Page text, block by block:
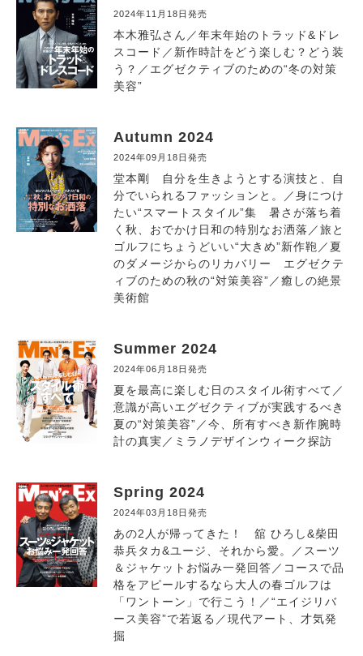
2024年11月18日発売
本木雅弘さん／年末年始のトラッド&ドレ
スコード／新作時計をどう楽しむ？どう装
う？／エグゼクティブのための“冬の対策
美容”
Autumn 2024
2024年09月18日発売
堂本剛 自分を生きようとする演技と、自
分でいられるファッションと。／身につけ
たい“スマートスタイル”集 暑さが落ち着
く秋、おでかけ日和の特別なお洒落／旅と
ゴルフにちょうどいい“大きめ”新作鞄／夏
のダメージからのリカバリー エグゼクテ
ィブのための秋の“対策美容”／癒しの絶景
美術館
Summer 2024
2024年06月18日発売
夏を最高に楽しむ日のスタイル術すべて／
意識が高いエグゼクティブが実践するべき
夏の“対策美容”／今、所有すべき新作腕時
計の真実／ミラノデザインウィーク探訪
Spring 2024
2024年03月18日発売
あの2人が帰ってきた！ 舘 ひろし&柴田
恭兵タカ&ユージ、それから愛。／スーツ
＆ジャケットお悩み一発回答／コースで品
格をアピールするなら大人の春ゴルフは
「ワントーン」で行こう！／“エイジリバ
ース美容”で若返る／現代アート、才気発
掘